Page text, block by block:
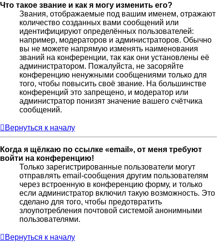
Что такое звание и как я могу изменить его?
Звания, отображаемые под вашим именем, отражают
количество созданных вами сообщений или
идентифицируют определённых пользователей:
например, модераторов и администраторов. Обычно
вы не можете напрямую изменять наименования
званий на конференции, так как они установлены её
администратором. Пожалуйста, не засоряйте
конференцию ненужными сообщениями только для
того, чтобы повысить своё звание. На большинстве
конференций это запрещено, и модератор или
администратор понизят значение вашего счётчика
сообщений.
Вернуться к началу
Когда я щёлкаю по ссылке «email», от меня требуют
войти на конференцию!
Только зарегистрированные пользователи могут
отправлять email-сообщения другим пользователям
через встроенную в конференцию форму, и только
если администратор включил такую возможность. Это
сделано для того, чтобы предотвратить
злоупотребления почтовой системой анонимными
пользователями.
Вернуться к началу